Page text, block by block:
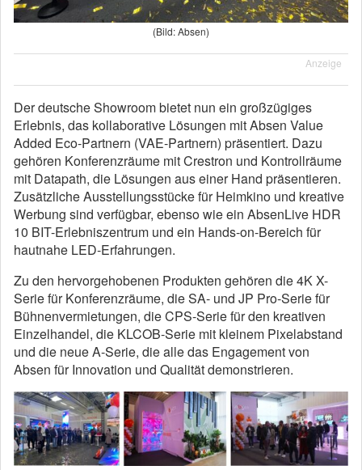
(Bild: Absen)
Anzeige
Der deutsche Showroom bietet nun ein großzügiges
Erlebnis, das kollaborative Lösungen mit Absen Value
Added Eco-Partnern (VAE-Partnern) präsentiert. Dazu
gehören Konferenzräume mit Crestron und Kontrollräume
mit Datapath, die Lösungen aus einer Hand präsentieren.
Zusätzliche Ausstellungsstücke für Heimkino und kreative
Werbung sind verfügbar, ebenso wie ein AbsenLive HDR
10 BIT-Erlebniszentrum und ein Hands-on-Bereich für
hautnahe LED-Erfahrungen.
Zu den hervorgehobenen Produkten gehören die 4K X-
Serie für Konferenzräume, die SA- und JP Pro-Serie für
Bühnenvermietungen, die CPS-Serie für den kreativen
Einzelhandel, die KLCOB-Serie mit kleinem Pixelabstand
und die neue A-Serie, die alle das Engagement von
Absen für Innovation und Qualität demonstrieren.